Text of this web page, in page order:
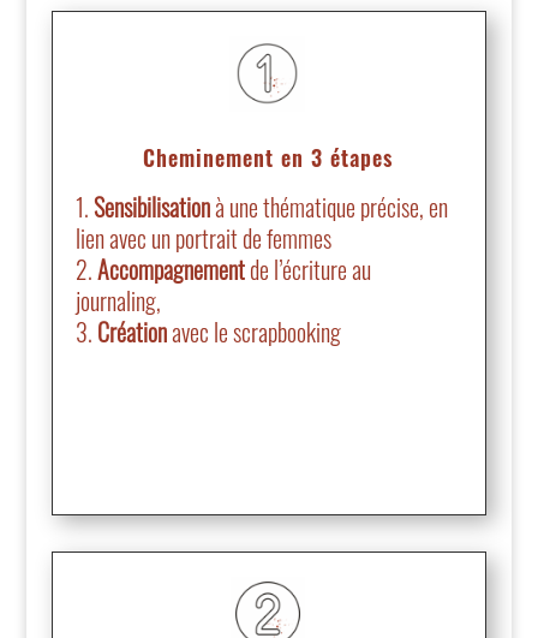
Cheminement en 3 étapes
Sensibilisationà une thématique précise, en
lien avec un portrait de femmes
Accompagnementde l’écriture au
journaling,
Créationavec le scrapbooking